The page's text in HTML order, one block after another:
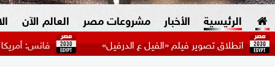
الرئيسية الأخبار مشروعات مصر العالم الآن
فانس: أمريكا في انطلاق تصوير فيلم «الفيل ع الدرفيل»